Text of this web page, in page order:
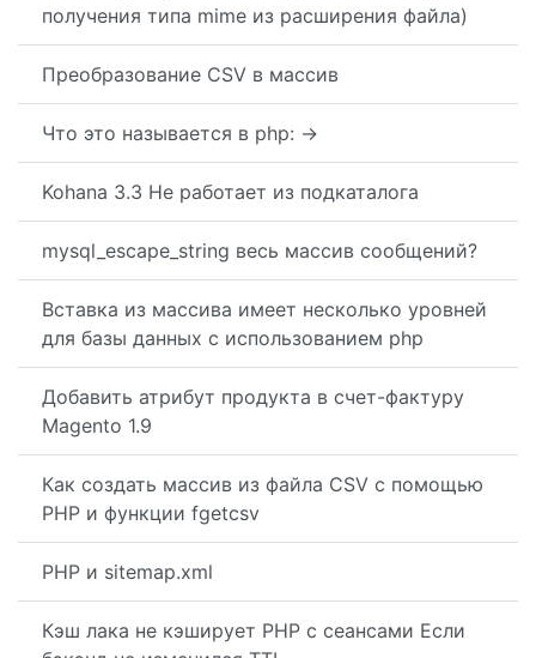
получения типа mime из расширения файла)
Преобразование CSV в массив
Что это называется в php: ->
Kohana 3.3 Не работает из подкаталога
mysql_escape_string весь массив сообщений?
Вставка из массива имеет несколько уровней
для базы данных с использованием php
Добавить атрибут продукта в счет-фактуру
Magento 1.9
Как создать массив из файла CSV с помощью
PHP и функции fgetcsv
PHP и sitemap.xml
Кэш лака не кэширует PHP с сеансами Если